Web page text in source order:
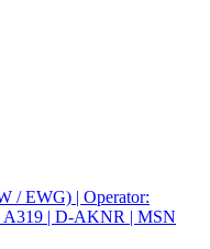
/ EWG) | Operator:
A319 | D-AKNR | MSN